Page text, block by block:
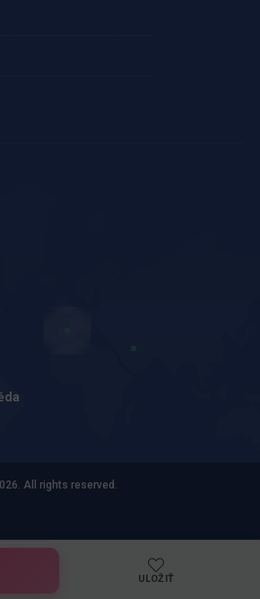
ULOŽIŤ
All rights reserved.
tvůrce a uživatele webu
údajů